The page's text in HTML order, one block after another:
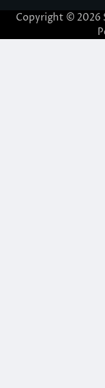
Copyright © 2026